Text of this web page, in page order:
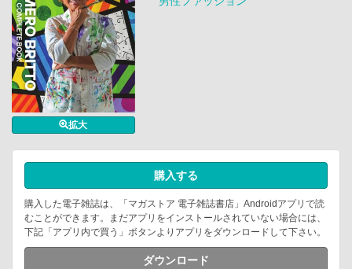
拡大
購入する
購入した電子雑誌は、「マガストア 電子雑誌書店」Androidアプリで読
むことができます。まだアプリをインストールされていない場合には、
下記「アプリ内で買う」ボタンよりアプリをダウンロードして下さい。
ダウンロード